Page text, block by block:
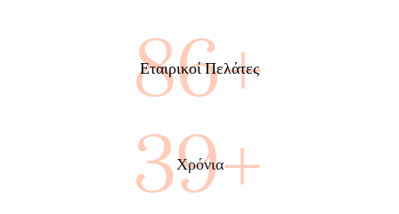
91+
Εταιρικοί Πελάτες
41+
Χρόνια